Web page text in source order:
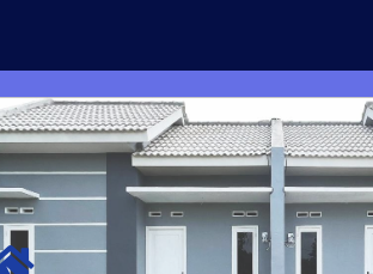
SURYA MADANI DUA
Satu-satunya Hunian nyaman dengan harga